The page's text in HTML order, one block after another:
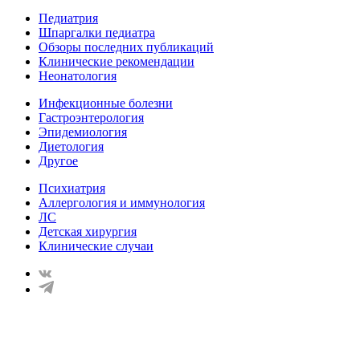
Педиатрия
Шпаргалки педиатра
Обзоры последних публикаций
Клинические рекомендации
Неонатология
Инфекционные болезни
Гастроэнтерология
Эпидемиология
Диетология
Другое
Психиатрия
Аллергология и иммунология
ЛС
Детская хирургия
Клинические случаи